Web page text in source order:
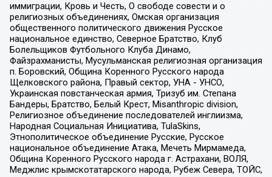
иммиграции, Кровь и Честь, О свободе совести и о
религиозных объединениях, Омская организация
общественного политического движения Русское
национальное единство, Северное Братство, Клуб
Болельщиков Футбольного Клуба Динамо,
Файзрахманисты, Мусульманская религиозная организация
п. Боровский, Община Коренного Русского народа
Щелковского района, Правый сектор, УНА - УНСО,
Украинская повстанческая армия, Тризуб им. Степана
Бандеры, Братство, Белый Крест, Misanthropic division,
Религиозное объединение последователей инглиизма,
Народная Социальная Инициатива, TulaSkins,
Этнополитическое объединение Русские, Русское
национальное объединение Атака, Мечеть Мирмамеда,
Община Коренного Русского народа г. Астрахани, ВОЛЯ,
Меджлис крымскотатарского народа, Рубеж Севера, ТОЙС,